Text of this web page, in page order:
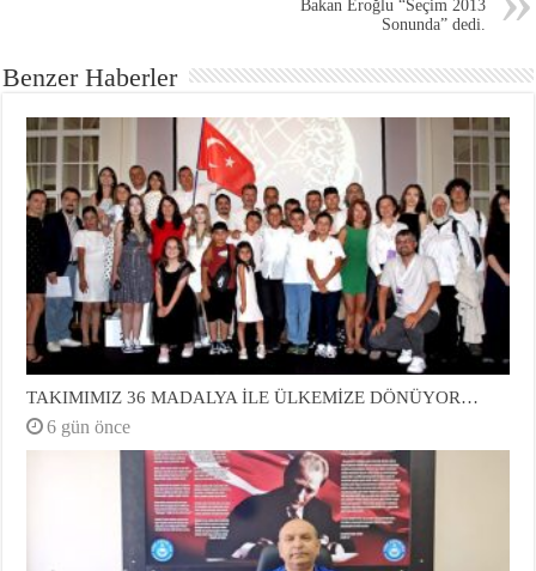
Bakan Eroğlu “Seçim 2013
Sonunda” dedi.
Benzer Haberler
TAKIMIMIZ 36 MADALYA İLE ÜLKEMİZE DÖNÜYOR…
6 gün önce